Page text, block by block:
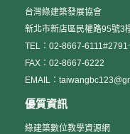
點：安永心食館 地址：宜
連結：8/17起至9/13止，
https://
點：高雄國家體育場世運
號 報名日期與連結：8/17
https://
(二)、報名名額、方式及
名費用為免費，各場次限
台灣綠建築發展協會
新北市新店區民權路95號3
TEL：02-8667-
FAX：02-8667-6222
EMAIL：
優質資訊
綠建築數位教學資源網